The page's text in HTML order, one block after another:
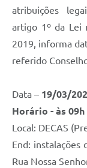
atribuições
artigo 1º da Lei
2019, informa
referido
Data – 19/03/
Horário - às 09h
Local: DECAS
End: instalações
Rua Nossa